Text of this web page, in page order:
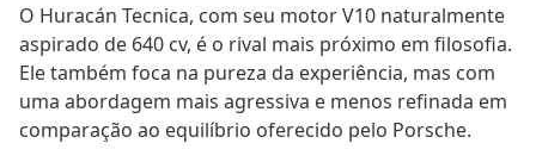
O Huracán Tecnica, com seu motor V10 naturalmente
aspirado de 640 cv, é o rival mais próximo em filosofia.
Ele também foca na pureza da experiência, mas com
uma abordagem mais agressiva e menos refinada em
comparação ao equilíbrio oferecido pelo Porsche.